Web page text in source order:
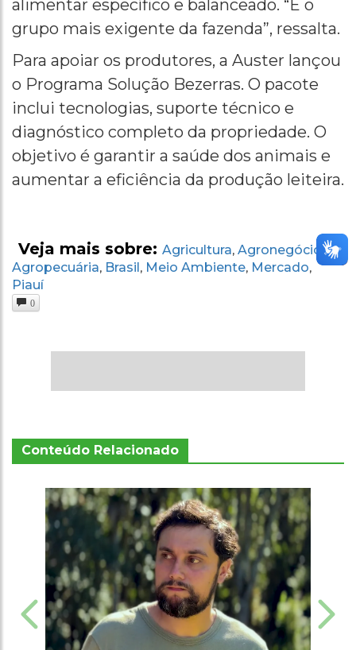
alimentar específico e balanceado. “É o
grupo mais exigente da fazenda”, ressalta.
Para apoiar os produtores, a Auster lançou
o Programa Solução Bezerras. O pacote
inclui tecnologias, suporte técnico e
diagnóstico completo da propriedade. O
objetivo é garantir a saúde dos animais e
aumentar a eficiência da produção leiteira.
Veja mais sobre: Agricultura, Agronegócio ,
Agropecuária, Brasil , Meio Ambiente, Mercado,
Piauí
0
Conteúdo Relacionado